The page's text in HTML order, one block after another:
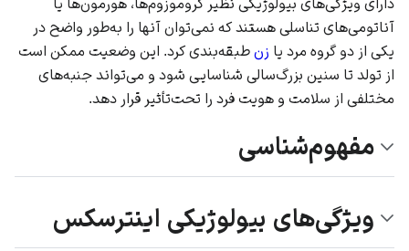
آناتومی‌های تناسلی هستند که نمی‌توان آنها را به‌طور واضح در
یکی از دو گروه مرد یا زن طبقه‌بندی کرد. این وضعیت ممکن است
از تولد تا سنین بزرگ‌سالی شناسایی شود و می‌تواند جنبه‌های
مختلفی از سلامت و هویت فرد را تحت‌تأثیر قرار دهد.
مفهوم‌شناسی
ویژگی‌های بیولوژیکی اینترسکس